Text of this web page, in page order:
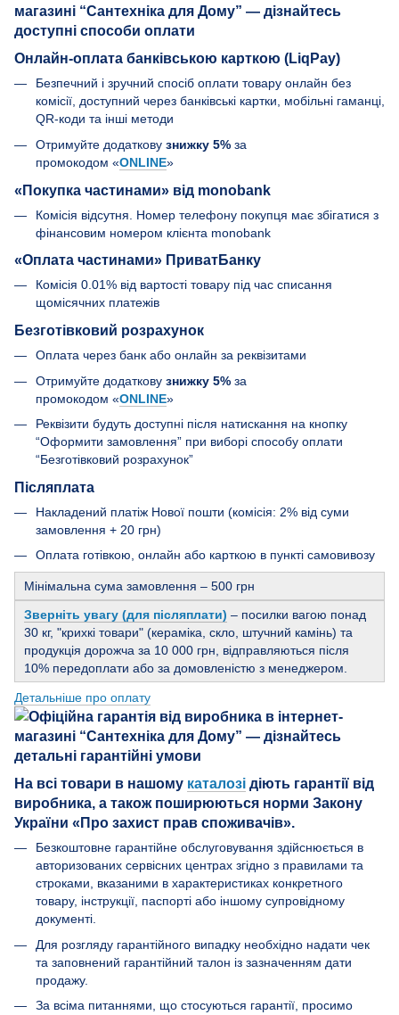
Онлайн-оплата банківською карткою (LiqPay)
Безпечний і зручний спосіб оплати товару онлайн без
комісії, доступний через банківські картки, мобільні гаманці,
QR-коди та інші методи
Отримуйте додаткову знижку 5% за
промокодом «ONLINE»
«Покупка частинами» від monobank
Комісія відсутня. Номер телефону покупця має збігатися з
фінансовим номером клієнта monobank
«Оплата частинами» ПриватБанку
Комісія 0.01% від вартості товару під час списання
щомісячних платежів
Безготівковий розрахунок
Оплата через банк або онлайн за реквізитами
Отримуйте додаткову знижку 5% за
промокодом «ONLINE»
Реквізити будуть доступні після натискання на кнопку
“Оформити замовлення” при виборі способу оплати
“Безготівковий розрахунок”
Післяплата
Накладений платіж Нової пошти (комісія: 2% від суми
замовлення + 20 грн)
Оплата готівкою, онлайн або карткою в пункті самовивозу
Мінімальна сума замовлення – 500 грн
Зверніть увагу (для післяплати) – посилки вагою понад
30 кг, "крихкі товари" (кераміка, скло, штучний камінь) та
продукція дорожча за 10 000 грн, відправляються після
10% передоплати або за домовленістю з менеджером.
Детальніше про оплату
На всі товари в нашому каталозі діють гарантії від
виробника, а також поширюються норми Закону
України «Про захист прав споживачів».
Безкоштовне гарантійне обслуговування здійснюється в
авторизованих сервісних центрах згідно з правилами та
строками, вказаними в характеристиках конкретного
товару, інструкції, паспорті або іншому супровідному
документі.
Для розгляду гарантійного випадку необхідно надати чек
та заповнений гарантійний талон із зазначенням дати
продажу.
За всіма питаннями, що стосуються гарантії, просимо